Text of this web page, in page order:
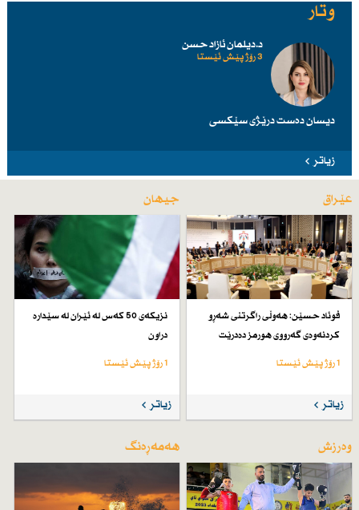
وتار
د.دیلمان ئازاد حسن
3 رۆژ پێش ئێستا
دیسان دەست درێژی سێكسی
زیاتر
عێراق
فوئاد حسێن: هەوڵی راگرتنی شەڕو
كردنەوەی گەرووی هورمز دەدرێت
1 رۆژ پێش ئێستا
زیاتر
جیهان
نزیكەی 50 كەس لە ئێران لە سێدارە
دراون
1 رۆژ پێش ئێستا
زیاتر
وەرزش هەمەڕەنگ